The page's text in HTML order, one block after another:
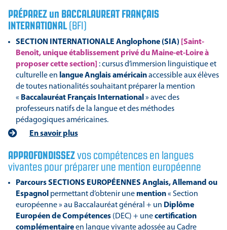
PRÉPAREZ un BACCALAUREAT FRANÇAIS
INTERNATIONAL(BFI)
SECTION INTERNATIONALE Anglophone (SIA) [Saint-
Benoît, unique établissement privé du Maine-et-Loire à
proposer cette section] : cursus d’immersion linguistique et
culturelle en langue Anglais américainaccessible aux élèves
de toutes nationalités souhaitant préparer la mention
« Baccalauréat Français International » avec des
professeurs natifs de la langue et des méthodes
pédagogiques américaines.
En savoir plus
APPROFONDISSEZvos compétences en langues
vivantes pour préparer une mention européenne
Parcours SECTIONS EUROPÉENNES Anglais, Allemand ou
Espagnol permettant d’obtenir une mention« Section
européenne » au Baccalauréat général + un Diplôme
Européen de Compétences (DEC) + unecertification
complémentaireen langue vivante adossée au Cadre